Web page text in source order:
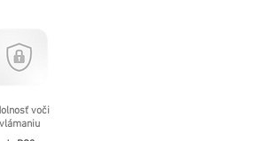
voči
vlámaniu